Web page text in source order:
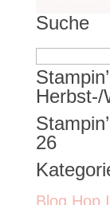
Suche
Suchen
nach:
Herbst-/
26
Blog Hop